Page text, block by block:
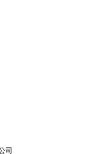
司